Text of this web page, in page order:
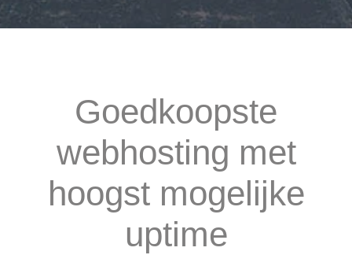
Goedkoopste
webhosting met
hoogst mogelijke
uptime